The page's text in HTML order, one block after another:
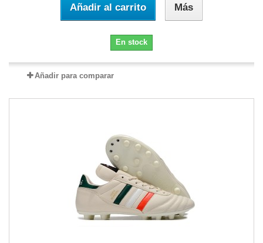
Añadir al carrito Más
En stock
Añadir para comparar